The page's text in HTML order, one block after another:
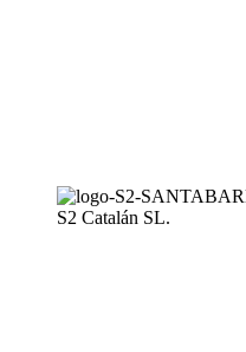
S2 Catalán SL.